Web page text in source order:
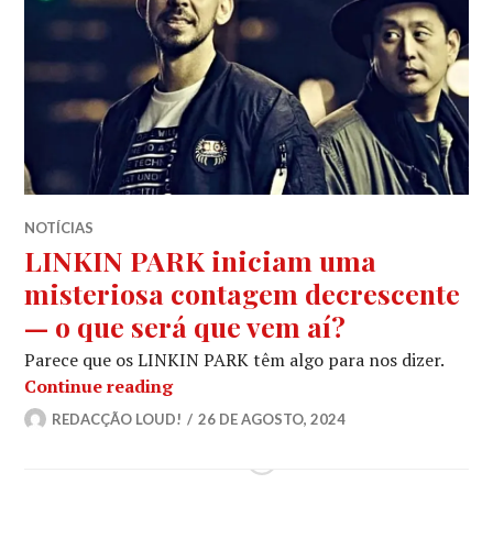
NOTÍCIAS
LINKIN PARK iniciam uma
misteriosa contagem decrescente
— o que será que vem aí?
Parece que os LINKIN PARK têm algo para nos dizer.
Continue readingLINKIN PARK iniciam uma
REDACÇÃO LOUD! 26 DE AGOSTO, 2024